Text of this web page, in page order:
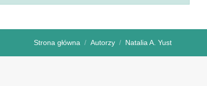
Strona główna Autorzy Natalia A. Yust